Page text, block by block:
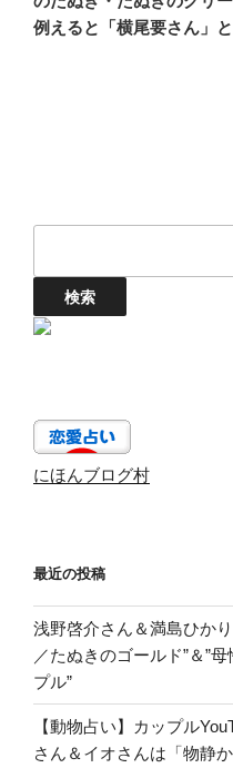
ョ
ン
稿
例えると「横尾要さん」
にほんブログ村
最近の投稿
浅野啓介さん＆満島ひか
／たぬきのゴールド”＆”
プル”
【動物占い】カップル
さん＆イオさんは「物静